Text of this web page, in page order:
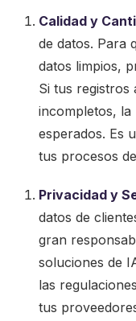
Calidad y
de datos. Para
datos limpios,
Si tus registros
incompletos,
esperados. Es
tus procesos
Privacidad y
datos de
gran
soluciones de
las
tus